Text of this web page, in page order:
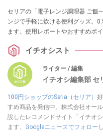
セリアの「電子レンジ調理器 ご飯
ンジで手軽に炊ける便利グッズ。
ます。使用レポートやおすすめポ
イチオシスト
ライター / 編集
イチオシ編集部 セ
100円ショップのSeria（セリア）
すめ商品を発信中。株式会社オー
設したレコメンドサイト「イチオ
ます。 Googleニュースでフォロー